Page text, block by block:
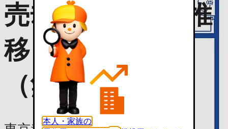
売却査定で価格推
移・相場を知る
（無料）
本人・家族の